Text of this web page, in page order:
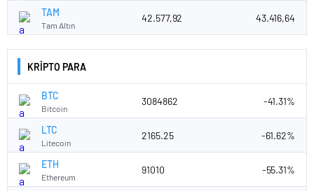
TAM
Tam Altın
42.577,92 43.416,64
KRİPTO PARA
BTC
Bitcoin
3084862 -41.31%
LTC
Litecoin
2165.25 -61.62%
ETH
Ethereum
91010 -55.31%